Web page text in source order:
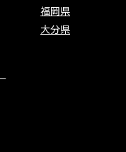
福岡県
大分県